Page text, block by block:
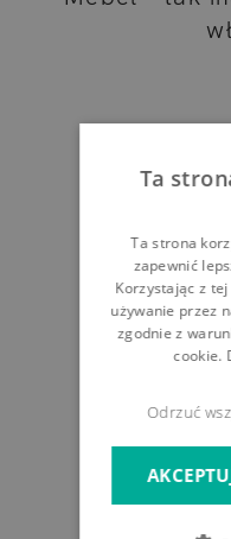
Ta
Ta strona
zapewnić
Korzystając z
używanie przez
zgodnie z
cookie.
Odrzuć